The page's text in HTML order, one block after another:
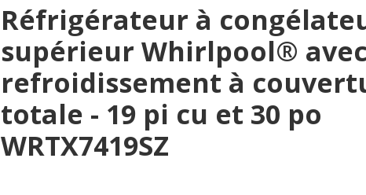
Réfrigérateur à
supérieur Whirlpool® avec
refroidissement à
totale - 19 pi cu et 30 po
WRTX7419SZ